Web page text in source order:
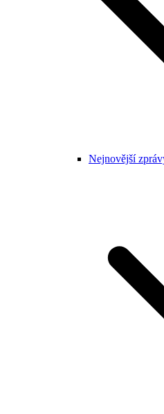
Nejnovější